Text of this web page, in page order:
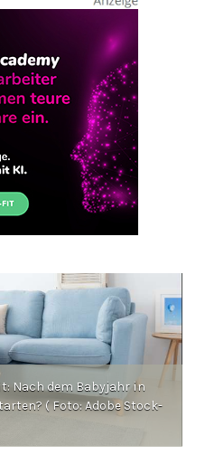
Nach dem Babyjahr in
( Foto: Adobe Stock-